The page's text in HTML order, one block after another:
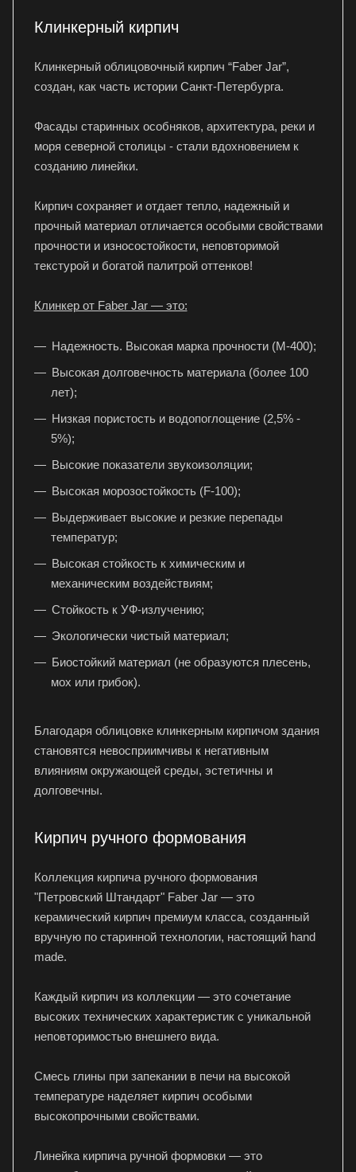
Клинкерный кирпич
Клинкерный облицовочный кирпич “Faber Jar”,
создан, как часть истории Санкт-Петербурга.
Фасады старинных особняков, архитектура, реки и
моря северной столицы - стали вдохновением к
созданию линейки.
Кирпич сохраняет и отдает тепло, надежный и
прочный материал отличается особыми свойствами
прочности и износостойкости, неповторимой
текстурой и богатой палитрой оттенков!
Клинкер от Faber Jar — это:
Надежность. Высокая марка прочности (M-400);
Высокая долговечность материала (более 100
лет);
Низкая пористость и водопоглощение (2,5% -
5%);
Высокие показатели звукоизоляции;
Высокая морозостойкость (F-100);
Выдерживает высокие и резкие перепады
температур;
Высокая стойкость к химическим и
механическим воздействиям;
Стойкость к УФ-излучению;
Экологически чистый материал;
Биостойкий материал (не образуются плесень,
мох или грибок).
Благодаря облицовке клинкерным кирпичом здания
становятся невосприимчивы к негативным
влияниям окружающей среды, эстетичны и
долговечны.
Кирпич ручного формования
Коллекция кирпича ручного формования
"Петровский Штандарт" Faber Jar — это
керамический кирпич премиум класса, созданный
вручную по старинной технологии, настоящий hand
made.
Каждый кирпич из коллекции — это сочетание
высоких технических характеристик с уникальной
неповторимостью внешнего вида.
Смесь глины при запекании в печи на высокой
температуре наделяет кирпич особыми
высокопрочными свойствами.
Линейка кирпича ручной формовки — это